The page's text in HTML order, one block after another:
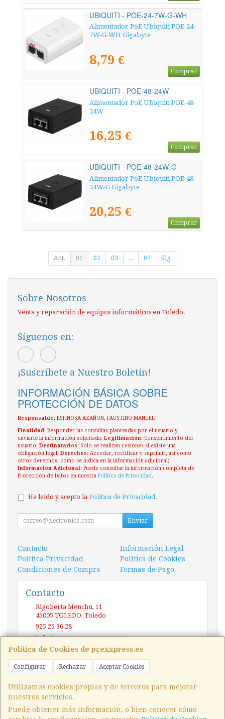
UBIQUITI - POE-24-7W-G-WH
Alimentador PoE Ubiquiti POE-24-
7W-G-WH Gigabyte
8,79 €
Comprar
UBIQUITI - POE-48-24W
Alimentador PoE Ubiquiti POE-48-
24W
16,25 €
Comprar
UBIQUITI - POE-48-24W-G
Alimentador PoE Ubiquiti POE-48-
24W-G Gigabyte
20,25 €
Comprar
Ant. 01 02 03 ... 07 Sig.
Política de Cookies de pcexxpress.es
Configurar Rechazar Aceptar Cookies
Utilizamos cookies propias y de terceros para mejorar
nuestros servicios.
Puede obtener más información, o bien conocer cómo
Sobre Nosotros
Venta y reparación de equipos informáticos en Toledo.
Síguenos en:
¡Suscríbete a Nuestro Boletín!
INFORMACIÓN BÁSICA SOBRE
PROTECCIÓN DE DATOS
Responsable: ESPINOSA AZAÑON, FAUSTINO MANUEL
Finalidad: Responder las consultas planteadas por el usuario y
enviarle la información solicitada; Legitimación: Consentimiento del
usuario; Destinatarios: Solo se realizan cesiones si existe una
obligación legal; Derechos: Acceder, rectificar y suprimir, así como
otros derechos, como se indica en la información adicional;
Información Adicional: Puede consultar la información completa de
Protección de Datos en nuestra Política de Privacidad.
He leído y acepto la Política de Privacidad.
Enviar
Contacto
Información Legal
Política Privacidad
Política de Cookies
Condiciones de Compra
Formas de Pago
Contacto
Rigoberta Menchu, 11
45005 TOLEDO, Toledo
925 25 36 28
info@pcexxpress.es
Horario
10 - 14 / 17 - 20 Sábado / Domingo (CERRADO)